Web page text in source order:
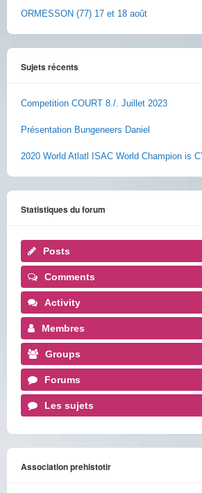
ORMESSON (77) 17 et 18 août
Sujets récents
Competition COURT 8./. Juillet 2023
Présentation Bungeneers Daniel
2020 World Atlatl ISAC World Champion is
Statistiques du forum
Posts
Comments
Activity
Membres
Groups
Forums
Les sujets
Association prehistotir